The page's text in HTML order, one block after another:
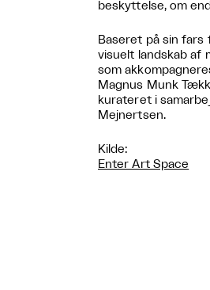
beskyttelse, om
Baseret på sin
visuelt landskab af
som
Magnus Munk
kurateret i
Mejnertsen.
Kilde:
Enter Art Space